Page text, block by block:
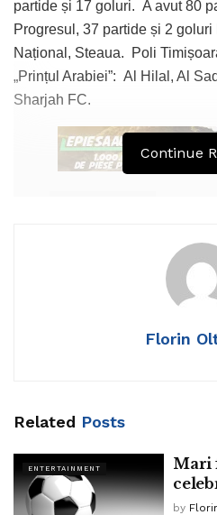
partide și 17 goluri. A avut 80
Progresul, 37 partide și 2
Național, Steaua. Poli
„Prințul Arabiei”: Al Hilal, Al
Sharjah FC.
Continue
Florin
Related Posts
ENTERTAINMENT
Mari
by